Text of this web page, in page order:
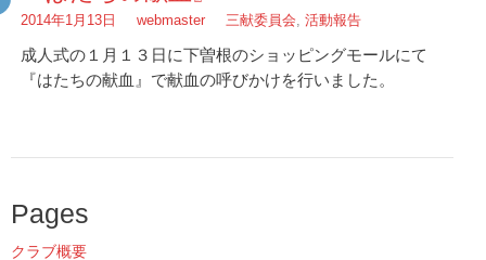
2014年1月13日 webmaster 三献委員会 活動報告
成人式の１月１３日に下曽根のショッピングモールにて
『はたちの献血』で献血の呼びかけを行いました。
Pages
クラブ概要